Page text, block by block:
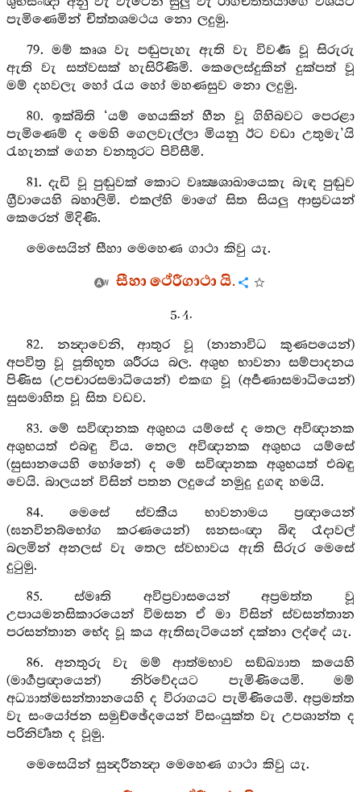
පැමිණෙමින් චිත්තශමථය නො ලදුමු.
79. මම් කෘශ වැ පඬුපැහැ ඇති වැ විවර්‍ණ වූ සිරුරු
ඇති වැ සත්වසක් හැසිරිණිමි. කෙලෙස්දුකින් දුක්පත් වූ
මම් දහවලැ හෝ රැය හෝ මහණසුව නො ලදුමු.
80. ඉක්බිති ‘යම් හෙයකින් හීන වූ ගිහිබවට පෙරළා
පැමිණෙම් ද මෙහි ගෙලවැල්ලා මියනු ඊට වඩා උතුමැ’යි
රැහැනක් ගෙන වනතුරට පිවිසීමි.
81. දැඩි වූ පුඬුවක් කොට වෘක්‍ෂශාඛායෙකැ බැඳ පුඬුව
ග්‍රීවායෙහි බහාලිමි. එකල්හි මාගේ සිත සියලු ආස්‍රවයන්
කෙරෙන් මිදිණි.
මෙසෙයින් සීහා මෙහෙණ ගාථා කිවු යැ.
සීහා ථේරීගාථා යි.
5. 4.
82. නන්‍දාවෙනි, ආතුර වූ (නානාවිධ කුණපයෙන්)
අපවිත්‍ර වූ පූතිභූත ශරීරය බල. අශුභ භාවනා සම්පාදනය
පිණිස (උපචාරසමාධියෙන්) එකඟ වූ (අර්‍පණාසමාධියෙන්)
සුසමාහිත වූ සිත වඩව.
83. මේ සවිඥානක අශුභය යම්සේ ද තෙල අවිඥානක
අශුභයත් එබඳු විය. තෙල අවිඥානක අශුභය යම්සේ
(සුසානයෙහි හෝනේ) ද මේ සවිඥානක අශුභයත් එබඳු
වෙයි. බාලයන් විසින් පතන ලදුයේ නමුදු දුගඳ හමයි.
84. මෙසේ ස්වකීය භාවනාමය ප්‍රඥායෙන්
(ඝනවිනබ්භෝග කරණයෙන්) ඝනසංඥා බිඳ රෑදාවල්
බලමින් අනලස් වැ තෙල ස්වභාවය ඇති සිරුර මෙසේ
දුටුමු.
85. ස්මෘති අවිප්‍රවාසයෙන් අප්‍රමත්ත වූ
උපායමනසිකාරයෙන් විමසන ඒ මා විසින් ස්වසන්තාන
පරසන්තාන භේද වූ කය ඇතිසැටියෙන් දක්නා ලද්දේ යැ.
86. අනතුරු වැ මම් ආත්මභාව සඞ්ඛ්‍යාත කයෙහි
(මාර්‍ගප්‍රඥායෙන්) නිර්වේදයට පැමිණියෙමි. මම්
අධ්‍යාත්මසන්තානයෙහි ද විරාගයට පැමිණියෙමි. අප්‍රමත්ත
වැ සංයෝජන සමුච්ඡේදයෙන් විසංයුක්ත වැ උපශාන්ත ද
පරිනිර්‍වෘත ද වූමු.
මෙසෙයින් සුන්‍දරීනන්‍දා මෙහෙණ ගාථා කිවු යැ.